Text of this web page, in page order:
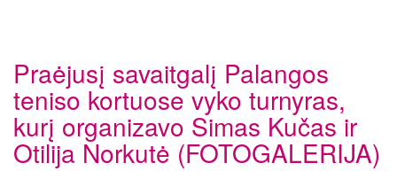
Praėjusį savaitgalį Palangos
teniso kortuose vyko turnyras,
kurį organizavo Simas Kučas ir
Otilija Norkutė (FOTOGALERIJA)